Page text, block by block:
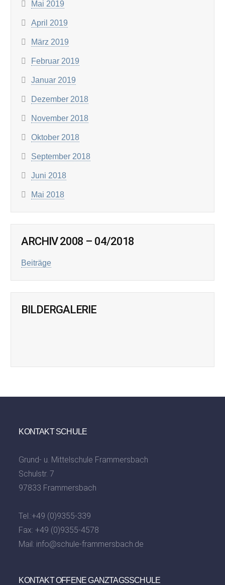
Mai 2019
April 2019
März 2019
Februar 2019
Januar 2019
Dezember 2018
November 2018
Oktober 2018
September 2018
Juni 2018
Mai 2018
ARCHIV 2008 – 04/2018
Beiträge
BILDERGALERIE
KONTAKT SCHULE
Grund- u. Mittelschule Frammersbach
Schulstr. 7
97833 Frammersbach
Tel.:+49 (0)9355-339
Fax: +49 (0)9355-4578
Mail: info@schule-frammersbach.de
KONTAKT OFFENE GANZTAGSSCHULE